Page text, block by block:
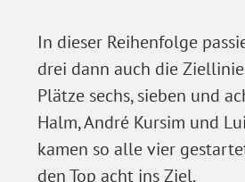
In dieser Reihenfolge
drei dann auch die
Plätze sechs, sieben und
Halm, André Kursim und
kamen so alle vier
den Top acht ins Ziel.